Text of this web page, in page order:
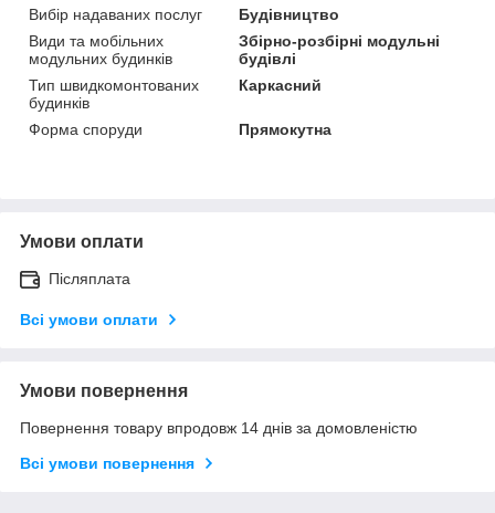
Вибір надаваних послуг
Будівництво
Види та мобільних
модульних будинків
Збірно-розбірні модульні
будівлі
Тип швидкомонтованих
будинків
Каркасний
Форма споруди Прямокутна
Умови оплати
Післяплата
Всі умови оплати
Умови повернення
Повернення товару впродовж 14 днів за домовленістю
Всі умови повернення